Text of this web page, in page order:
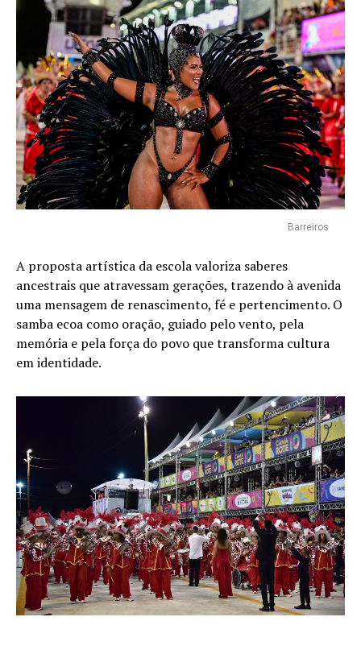
Barreiros
A proposta artística da escola valoriza saberes
ancestrais que atravessam gerações, trazendo à avenida
uma mensagem de renascimento, fé e pertencimento. O
samba ecoa como oração, guiado pelo vento, pela
memória e pela força do povo que transforma cultura
em identidade.